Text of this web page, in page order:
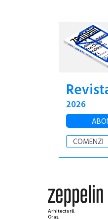
2026
COMENZI
Arhitectură.
Oraș.